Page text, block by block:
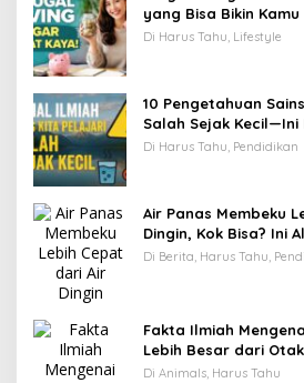
yang Bisa Bikin
Di Harus Tahu, Lifestyle
10 Pengetahuan
Salah Sejak Kecil—Ini
Di Harus Tahu, Pendidikan
Air Panas Membeku
Dingin, Kok Bisa? Ini
Di Berita, Harus Tahu,
Fakta Ilmiah
Lebih Besar dari
Di Animals, Harus Tahu